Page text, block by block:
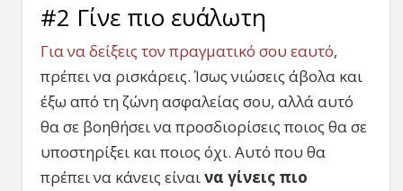
#2 Γίνε πιο ευάλωτη
Για να δείξεις τον πραγματικό σου εαυτό,
πρέπει να ρισκάρεις. Ίσως νιώσεις άβολα και
έξω από τη ζώνη ασφαλείας σου, αλλά αυτό
θα σε βοηθήσει να προσδιορίσεις ποιος θα σε
υποστηρίξει και ποιος όχι. Αυτό που θα
πρέπει να κάνεις είναινα γίνεις πιο